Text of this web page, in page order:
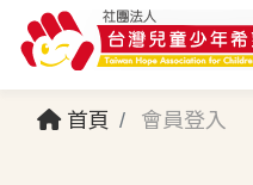
首頁 會員登入